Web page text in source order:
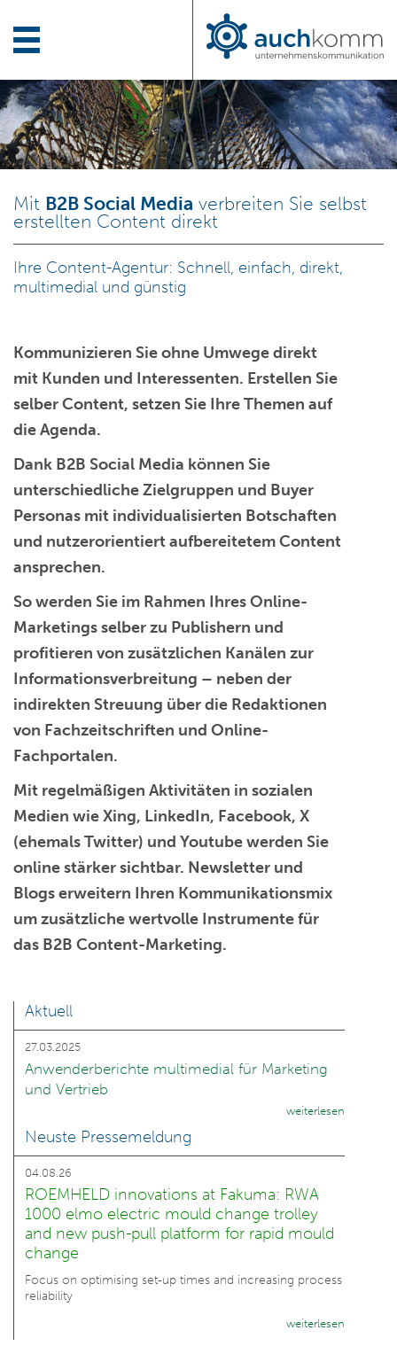
Mit B2B Social Media verbreiten Sie selbst
erstellten Content direkt
Ihre Content-Agentur: Schnell, einfach, direkt,
multimedial und günstig
Kommunizieren Sieohne Umwegedirekt
mit Kunden und Interessenten. Erstellen Sie
selber Content, setzen Sie Ihre Themen auf
die Agenda.
Dank B2B Social Media können Sie
unterschiedliche Zielgruppen und Buyer
Personas mit individualisierten Botschaften
und nutzerorientiertaufbereitetemContent
ansprechen.
So werden Sie im Rahmen Ihres Online-
Marketingsselber zu Publishern und
profitieren von zusätzlichen Kanälen zur
Informationsverbreitung – neben der
indirekten Streuung über die Redaktionen
von Fachzeitschriften und Online-
Fachportalen.
Mit regelmäßigen Aktivitäten in sozialen
Medien wieXing, LinkedIn, Facebook, X
(ehemals Twitter) und Youtubewerden Sie
online stärker sichtbar. Newsletter und
Blogs erweitern Ihren Kommunikationsmix
um zusätzliche wertvolle Instrumente für
das B2B Content-Marketing.
Aktuell
27.03.2025
Anwenderberichte multimedial für Marketing
und Vertrieb
weiterlesen
Neuste Pressemeldung
04.08.26
ROEMHELD innovations at Fakuma: RWA
1000 elmo electric mould change trolley
and new push-pull platform for rapid mould
change
Focus on optimising set-up times and increasing process
reliability
weiterlesen